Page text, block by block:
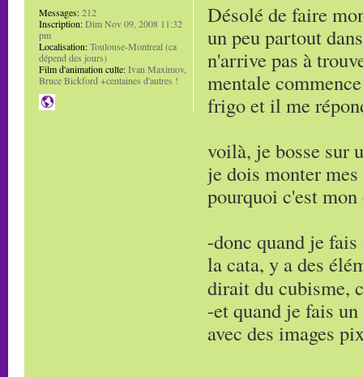
Désolé de faire
un peu partout
n'arrive pas à
mentale
frigo et il me
voilà, je bosse sur
je dois monter
pourquoi c'est
-donc quand je
la cata, y a des
dirait du cubisme,
-et quand je fais
avec des images
Messages:212
Inscription:Dim Nov 09, 2008 11:32
pm
Localisation:Toulouse-Montreal (ca
dépend des jours)
Film d'animation culte:Ivan Maximov,
Bruce Bickford +centaines d'autres !